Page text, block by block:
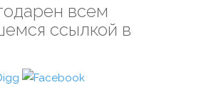
всем
ссылкой в